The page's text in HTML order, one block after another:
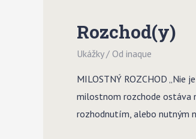
Rozchod(y)
Ukážky/ Od inaque
MILOSTNÝ ROZCHOD „Nie
milostnom rozchode ostáva
rozhodnutím, alebo nutným